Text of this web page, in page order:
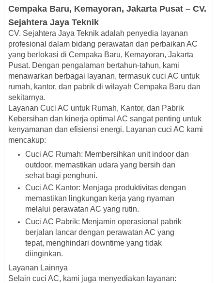
Cempaka Baru, Kemayoran, Jakarta Pusat – CV.
Sejahtera Jaya Teknik
CV. Sejahtera Jaya Teknik adalah penyedia layanan
profesional dalam bidang perawatan dan perbaikan AC
yang berlokasi di Cempaka Baru, Kemayoran, Jakarta
Pusat. Dengan pengalaman bertahun-tahun, kami
menawarkan berbagai layanan, termasuk cuci AC untuk
rumah, kantor, dan pabrik di wilayah Cempaka Baru dan
sekitarnya.
Layanan Cuci AC untuk Rumah, Kantor, dan Pabrik
Kebersihan dan kinerja optimal AC sangat penting untuk
kenyamanan dan efisiensi energi. Layanan cuci AC kami
mencakup:
Cuci AC Rumah: Membersihkan unit indoor dan
outdoor, memastikan udara yang bersih dan
sehat bagi penghuni.
Cuci AC Kantor: Menjaga produktivitas dengan
memastikan lingkungan kerja yang nyaman
melalui perawatan AC yang rutin.
Cuci AC Pabrik: Menjamin operasional pabrik
berjalan lancar dengan perawatan AC yang
tepat, menghindari downtime yang tidak
diinginkan.
Layanan Lainnya
Selain cuci AC, kami juga menyediakan layanan: